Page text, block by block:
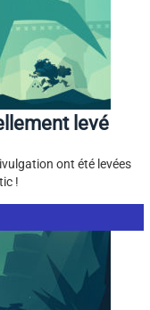
levé
ont été levées
!